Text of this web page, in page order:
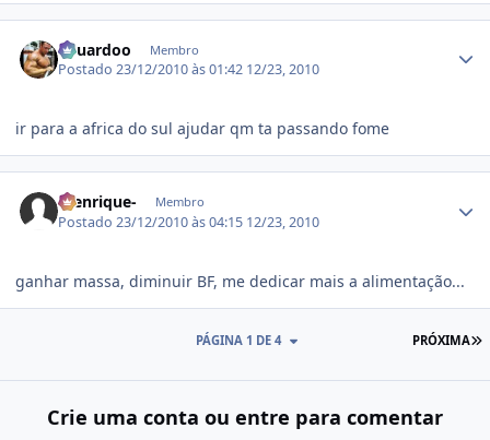
Eduardoo Membro
Postado23/12/2010 às 01:42 12/23, 2010
ir para a africa do sul ajudar qm ta passando fome
-henrique- Membro
Postado23/12/2010 às 04:15 12/23, 2010
ganhar massa, diminuir BF, me dedicar mais a alimentação...
PRÓXIMA
PÁGINA 1 DE 4
Crie uma conta ou entre para comentar